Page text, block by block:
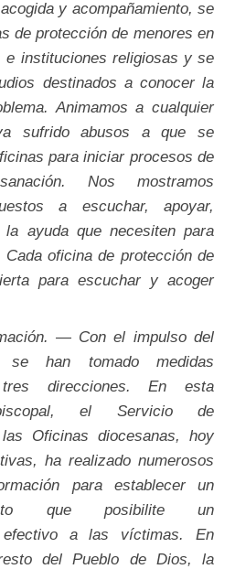
y acompañamiento, se
de protección de menores en
e instituciones religiosas y se
destinados a conocer la
Animamos a cualquier
sufrido abusos a que se
para iniciar procesos de
Nos mostramos
a escuchar, apoyar,
ayuda que necesiten para
oficina de protección de
para escuchar y acoger
— Con el impulso del
se han tomado medidas
direcciones. En esta
el Servicio de
Oficinas diocesanas, hoy
ha realizado numerosos
para establecer un
que posibilite un
efectivo a las víctimas. En
del Pueblo de Dios, la